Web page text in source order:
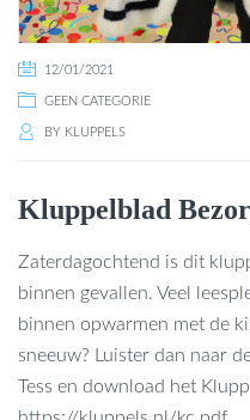
12/01/2021
GEEN CATEGORIE
BY KLUPPELS
Kluppelblad
Zaterdagochtend is dit
binnen gevallen. Veel
binnen opwarmen met de
sneeuw? Luister dan naar
Tess en download het